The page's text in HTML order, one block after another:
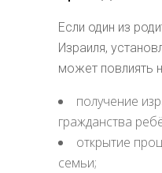
Если один из
Израиля,
может повлиять
получение
гражданства
открытие
семьи;